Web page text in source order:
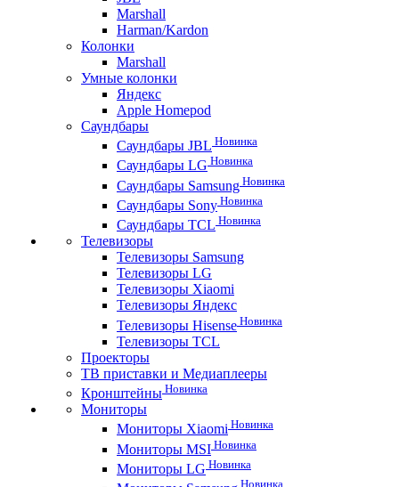
Marshall
Harman/Kardon
Колонки
Marshall
Умные колонки
Яндекс
Apple Homepod
Саундбары
Саундбары JBL Новинка
Саундбары LG Новинка
Саундбары Samsung Новинка
Саундбары Sony Новинка
Саундбары TCL Новинка
Телевизоры
Телевизоры Samsung
Телевизоры LG
Телевизоры Xiaomi
Телевизоры Яндекс
Телевизоры Hisense Новинка
Телевизоры TCL
Проекторы
ТВ приставки и Медиаплееры
Кронштейны Новинка
Мониторы
Мониторы Xiaomi Новинка
Мониторы MSI Новинка
Мониторы LG Новинка
Новинка